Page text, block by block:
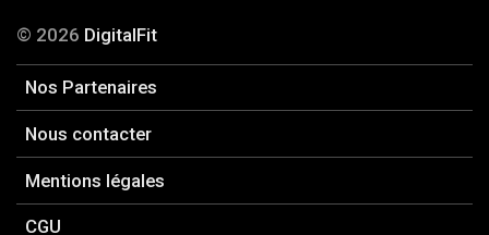
© 2026 DigitalFit
Nos Partenaires
Nous contacter
Mentions légales
CGU